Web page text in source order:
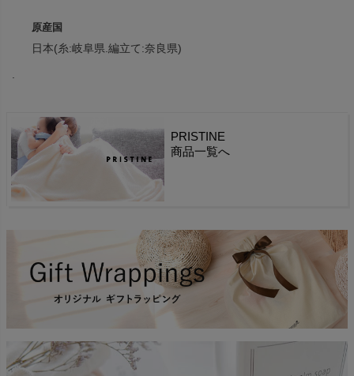
原産国
日本(糸:岐阜県.編立て:奈良県)
PRISTINE
商品一覧へ